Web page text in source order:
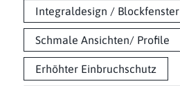
Integraldesign / Blockfenster
Schmale Ansichten/ Profile
Erhöhter Einbruchschutz